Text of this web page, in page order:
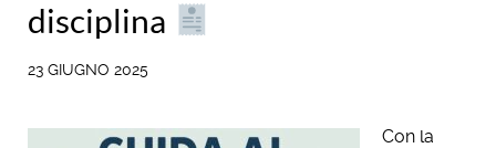
disciplina
23 GIUGNO 2025
Con la